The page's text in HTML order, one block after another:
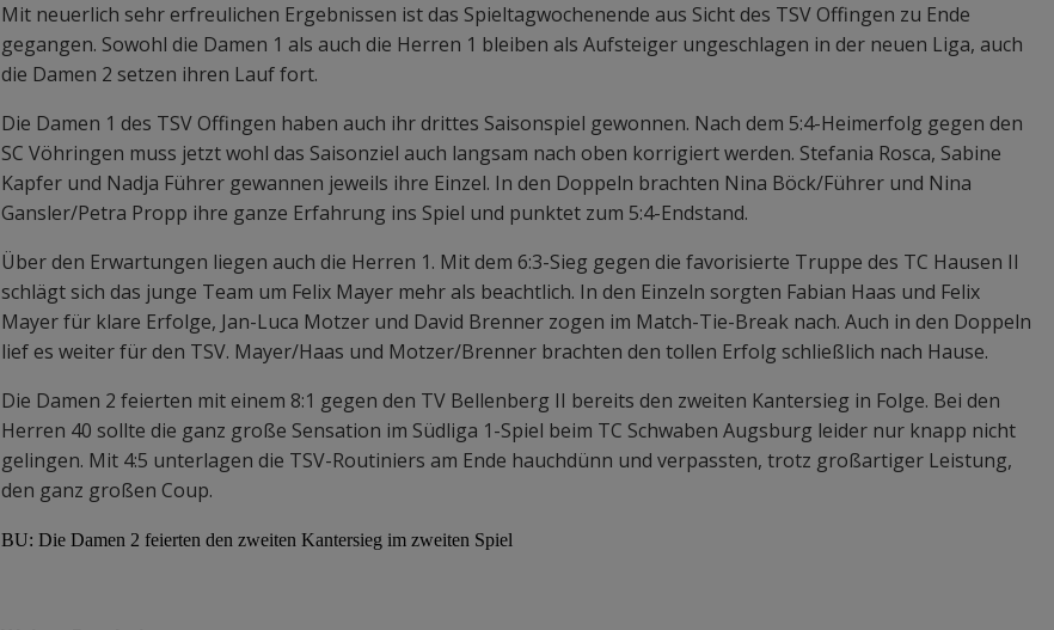
Mit neuerlich sehr erfreulichen Ergebnissen ist das Spieltagwochenende aus Sicht des TSV Offingen zu Ende
gegangen. Sowohl die Damen 1 als auch die Herren 1 bleiben als Aufsteiger ungeschlagen in der neuen Liga, auch
die Damen 2 setzen ihren Lauf fort.
Die Damen 1 des TSV Offingen haben auch ihr drittes Saisonspiel gewonnen. Nach dem 5:4-Heimerfolg gegen den
SC Vöhringen muss jetzt wohl das Saisonziel auch langsam nach oben korrigiert werden. Stefania Rosca, Sabine
Kapfer und Nadja Führer gewannen jeweils ihre Einzel. In den Doppeln brachten Nina Böck/Führer und Nina
Gansler/Petra Propp ihre ganze Erfahrung ins Spiel und punktet zum 5:4-Endstand.
Über den Erwartungen liegen auch die Herren 1. Mit dem 6:3-Sieg gegen die favorisierte Truppe des TC Hausen II
schlägt sich das junge Team um Felix Mayer mehr als beachtlich. In den Einzeln sorgten Fabian Haas und Felix
Mayer für klare Erfolge, Jan-Luca Motzer und David Brenner zogen im Match-Tie-Break nach. Auch in den Doppeln
lief es weiter für den TSV. Mayer/Haas und Motzer/Brenner brachten den tollen Erfolg schließlich nach Hause.
Die Damen 2 feierten mit einem 8:1 gegen den TV Bellenberg II bereits den zweiten Kantersieg in Folge. Bei den
Herren 40 sollte die ganz große Sensation im Südliga 1-Spiel beim TC Schwaben Augsburg leider nur knapp nicht
gelingen. Mit 4:5 unterlagen die TSV-Routiniers am Ende hauchdünn und verpassten, trotz großartiger Leistung,
den ganz großen Coup.
BU: Die Damen 2 feierten den zweiten Kantersieg im zweiten Spiel